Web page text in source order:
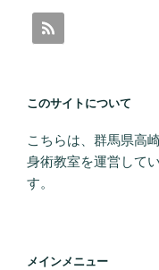
ー
シ
このサイトについて
こちらは、群馬県高
身術教室を運営して
す。
メインメニュー